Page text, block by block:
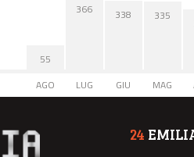
55
AGO
366
LUG
338
GIU
335
MAG
24